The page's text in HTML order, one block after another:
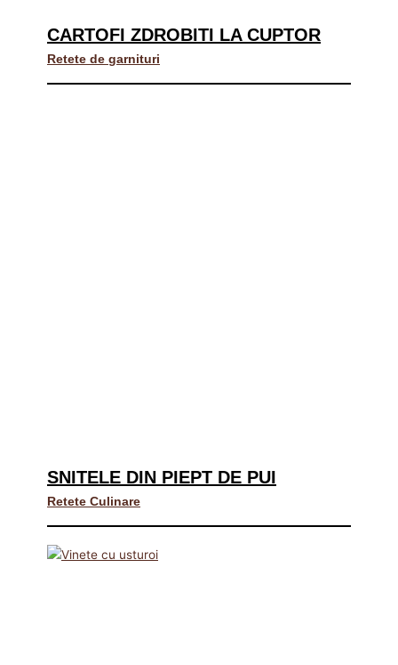
CARTOFI ZDROBITI LA CUPTOR
Retete de garnituri
SNITELE DIN PIEPT DE PUI
Retete Culinare